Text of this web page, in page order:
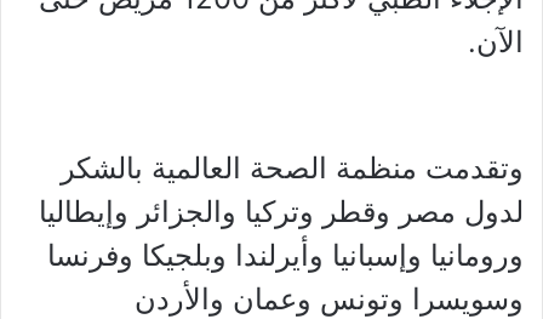
الآن.
وتقدمت منظمة الصحة العالمية بالشكر
لدول مصر وقطر وتركيا والجزائر وإيطاليا
ورومانيا وإسبانيا وأيرلندا وبلجيكا وفرنسا
وسويسرا وتونس وعمان والأردن